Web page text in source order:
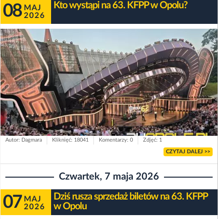
08 MAJ
2026
Kto wystąpi na 63. KFPP w Opolu?
Autor: Dagmara Kliknięć: 18041 Komentarzy: 0 Zdjęć: 1
CZYTAJ DALEJ >>
Czwartek, 7 maja 2026
07 MAJ
2026
Dziś rusza sprzedaż biletów na 63. KFPP
w Opolu